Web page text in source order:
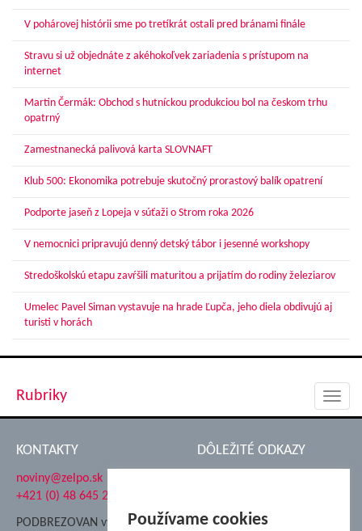
V pohárovej histórii sme po tretíkrát ostali pred bránami finále
Stravu si už objednáte z akéhokoľvek zariadenia s prístupom na
internet
Martin Čermák: Obchod s hutníckou produkciou bol na českom trhu
opatrný
Zamestnanecká palivová karta SLOVNAFT
Klub 500: Ekonomika potrebuje skutočný prorastový balík opatrení
Podporte jaseň z Lopeja v súťaži o Strom roka 2026
V nemocnici pripravujú denný detský tábor i jesenné workshopy
Stredoškolskú etapu zavŕšili maturitou a prijatím do rodiny železiarov
Umelec Pavel Siman vystavuje na hrade Ľupča, jeho diela obdivujú aj
turisti v horách
Rubriky
KONTAKTY
noviny@zelpo.sk
+421 (0) 48 645 2711
PODBREZOVAN vydáva
DÔLEŽITÉ ODKAZY
Nadácia Železiarne
Používame cookies